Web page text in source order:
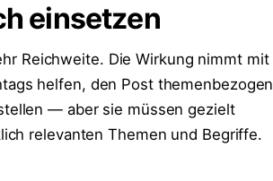
einsetzen
Reichweite. Die Wirkung nimmt mit
helfen, den Post themenbezogen
— aber sie müssen gezielt
relevanten Themen und Begriffe.